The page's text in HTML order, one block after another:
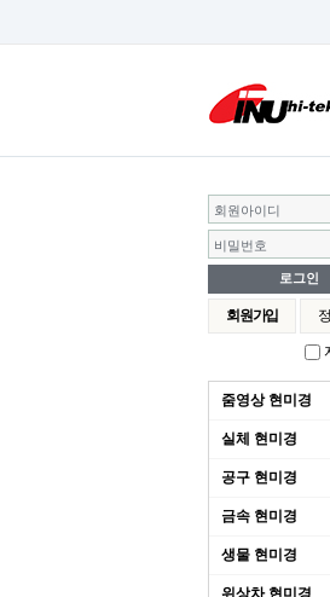
회원아이디
비밀번호
회원가입
줌영상 현미경
실체 현미경
공구 현미경
금속 현미경
생물 현미경
위상차 현미경